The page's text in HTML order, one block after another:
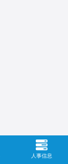
人事信息